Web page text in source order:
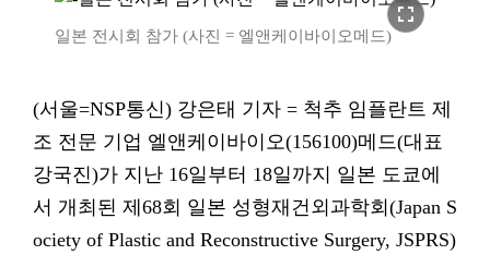
fullscreen
일본 전시회 참가 (사진 = 엘앤케이바이오메드)
(서울=NSP통신) 강은태 기자 = 척추 임플란트 제
조 전문 기업 엘앤케이바이오(156100)메드(대표
강국진)가 지난 16일부터 18일까지 일본 도쿄에
서 개최된 제68회 일본 성형재건외과학회(Japan S
ociety of Plastic and Reconstructive Surgery, JSPRS)